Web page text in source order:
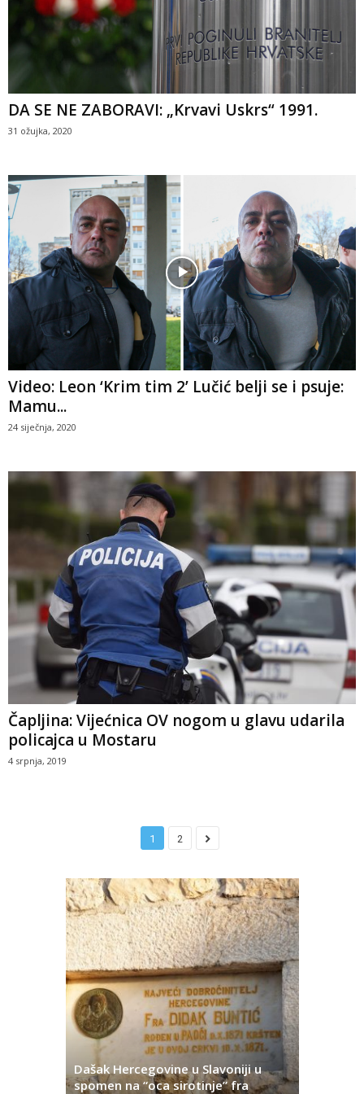
DA SE NE ZABORAVI: „Krvavi Uskrs“ 1991.
31 ožujka, 2020
Video: Leon ‘Krim tim 2’ Lučić belji se i psuje:
Mamu...
24 siječnja, 2020
Čapljina: Vijećnica OV nogom u glavu udarila
policajca u Mostaru
4 srpnja, 2019
1 2
Dašak Hercegovine u Slavoniji u
spomen na “oca sirotinje” fra